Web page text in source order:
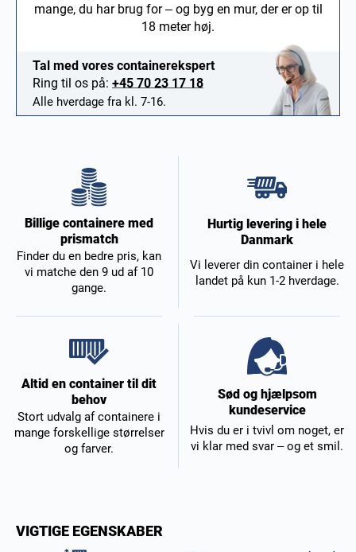
mange, du har brug for – og byg en mur, der er op til
18 meter høj.
Tal med vores containerekspert
Ring til os på: +45 70 23 17 18
Alle hverdage fra kl. 7-16.
Billige containere med
prismatch
Finder du en bedre pris, kan
vi matche den 9 ud af 10
gange.
Hurtig levering i hele
Danmark
Vi leverer din container i hele
landet på kun 1-2 hverdage.
Altid en container til dit
behov
Stort udvalg af containere i
mange forskellige størrelser
og farver.
Sød og hjælpsom
kundeservice
Hvis du er i tvivl om noget, er
vi klar med svar – og et smil.
VIGTIGE EGENSKABER